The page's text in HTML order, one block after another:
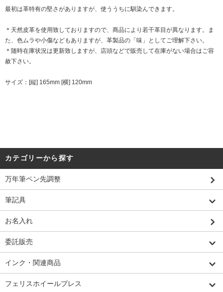
最初は革特有の堅さがありますが、使ううちに馴染んできます。
＊天然皮革を使用致しておりますので、商品により若干革目が異なります。ま
た、色ムラや小傷などもありますが、革製品の「味」としてご理解下さい。
＊随時在庫状況は更新致しますが、店頭などで販売して在庫がない場合はご容
赦下さい。
サイズ：[縦] 165mm [横] 120mm
カテゴリーから探す
万年筆ペン先調整
筆記具
お名入れ
委託販売
インク・関連商品
フェリスホイールプレス